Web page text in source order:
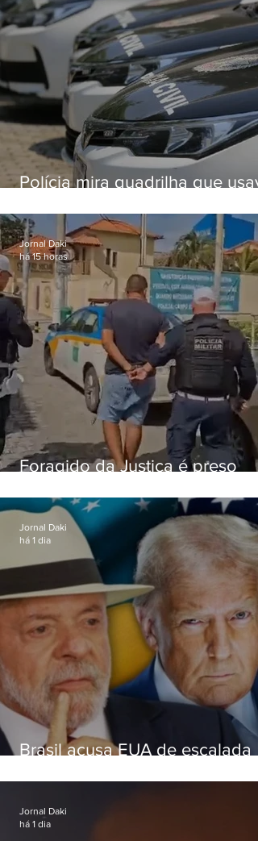
Polícia mira quadrilha que
o Comando Vermelho
Foragido da Justiça é preso
RJ-106, em Maricá
Jornal Daki
há 15 horas
Brasil acusa EUA de escalada
embaixadora
Jornal Daki
há 1 dia
Jornal Daki
há 1 dia